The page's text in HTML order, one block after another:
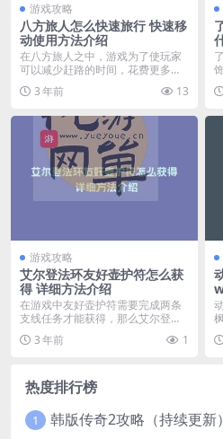
游戏攻略
八方旅人怎么快速旅行 快速移
动使用方法介绍
在八方旅人之中，游戏为了使玩家
可以减少赶路的时间，花费更多的
精力去体验游戏的多样...
3 年前 13
游戏攻略
艾尔登法环友好壶护符怎么获
得 详细方法介绍
在游戏中友好壶护符需要完成两条
支线任务才能获得，那么艾尔登法
环友好壶护符怎么获得...
3 年前 1
热度排行榜
1 韩版传奇2攻略（持续更新）